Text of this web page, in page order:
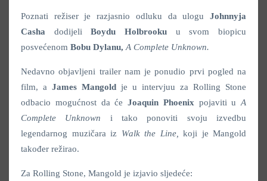
Poznati režiser je razjasnio odluku da ulogu Johnnyja
Casha dodijeliBoydu Holbrooku u svom biopicu
posvećenom Bobu Dylanu, A Complete Unknown.
Nedavno objavljeni trailer nam je ponudio prvi pogled na
film, a James Mangold je u intervjuu za Rolling Stone
odbacio mogućnost da će Joaquin Phoenix pojaviti u A
Complete Unknown i tako ponoviti svoju izvedbu
legendarnog muzičara iz Walk the Line, koji je Mangold
također režirao.
Za Rolling Stone, Mangold je izjavio sljedeće: